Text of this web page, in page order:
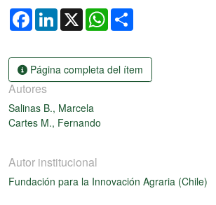
FacebookLinkedIn
X WhatsApp
Página completa del ítem
Autores
Salinas B., Marcela
Cartes M., Fernando
Autor institucional
Fundación para la Innovación Agraria (Chile)